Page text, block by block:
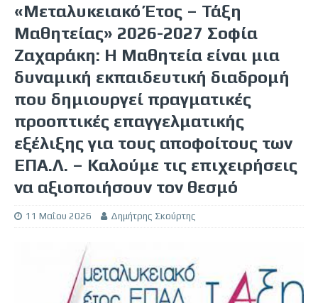
«Μεταλυκειακό Έτος – Τάξη
Μαθητείας» 2026-2027 Σοφία
Ζαχαράκη: Η Μαθητεία είναι μια
δυναμική εκπαιδευτική διαδρομή
που δημιουργεί πραγματικές
προοπτικές επαγγελματικής
εξέλιξης για τους αποφοίτους των
ΕΠΑ.Λ. – Καλούμε τις επιχειρήσεις
να αξιοποιήσουν τον θεσμό
11 Μαΐου 2026 Δημήτρης Σκούρτης